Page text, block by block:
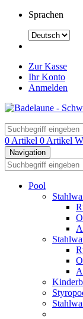
Sprachen
Zur Kasse
Ihr Konto
Anmelden
0 Artikel 0 Artikel
Navigation
Pool